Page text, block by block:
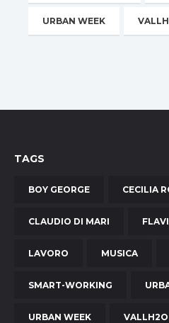
URBAN WEEK
TAGS
BOY GEORGE CECILIA
CLAUDIO DI MARI
LAVORO MUSICA
SMART-WORKING
URBAN WEEK VALLH2O